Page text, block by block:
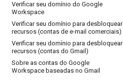
Verificar seu domínio do Google
Workspace
Verificar seu domínio para desbloquear
recursos (contas de e-mail comerciais)
Verificar seu domínio para desbloquear
recursos (contas do Gmail)
Sobre as contas do Google
Workspace baseadas no Gmail